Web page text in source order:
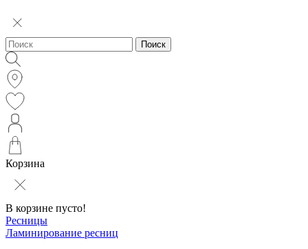
Поиск
Корзина
В корзине пусто!
Ресницы
Ламинирование ресниц